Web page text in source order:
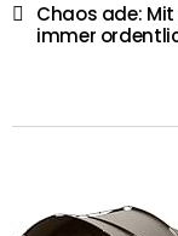
Chaos ade:
immer